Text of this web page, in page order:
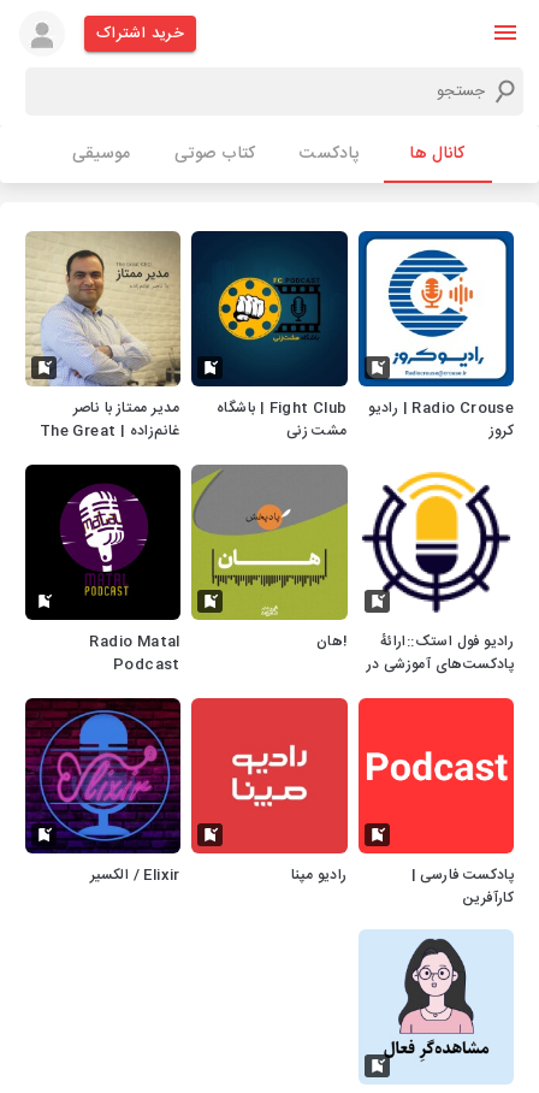
خرید اشتراک
کانال ها پادکست کتاب صوتی موسیقی
Radio Crouse | رادیو
کروز
Fight Club | باشگاه
مشت زنی
مدیر ممتاز با ناصر
غانم‌زاده | The Great
رادیو فول استک::ارائهٔ
پادکست‌های آموزشی در
شبکه، هوش مصنوعی
!هان
Radio Matal
Podcast
پادکست فارسی |
کارآفرین
رادیو مپنا Elixir / الکسیر